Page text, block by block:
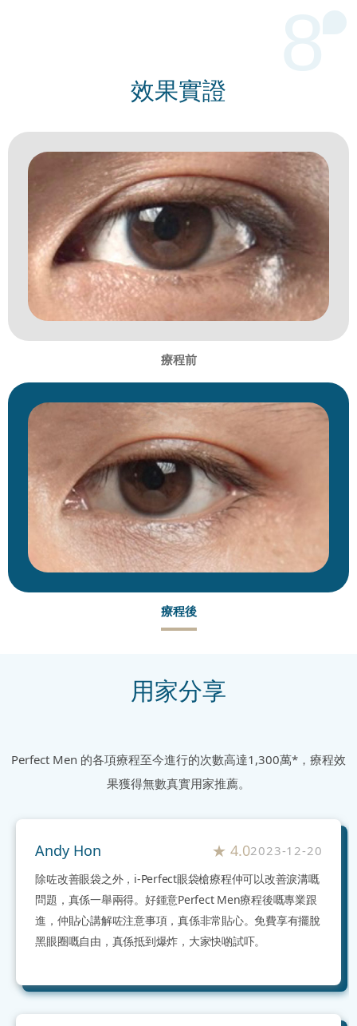
效果實證
療程前
療程後
用家分享
Perfect Men 的各項療程至今進行的次數高達1,300萬*，療程效
果獲得無數真實用家推薦。
Andy Hon ★4.02023-12-20
除咗改善眼袋之外，i-Perfect眼袋槍療程仲可以改善淚溝嘅
問題，真係一舉兩得。好鍾意Perfect Men療程後嘅專業跟
進，仲貼心講解咗注意事項，真係非常貼心。免費享有擺脫
黑眼圈嘅自由，真係抵到爆炸，大家快啲試吓。